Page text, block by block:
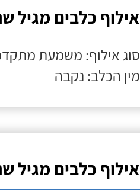
אילוף כלבים מגיל
סוג אילוף: משמעת
מין הכלב: נקבה
אילוף כלבים מגיל